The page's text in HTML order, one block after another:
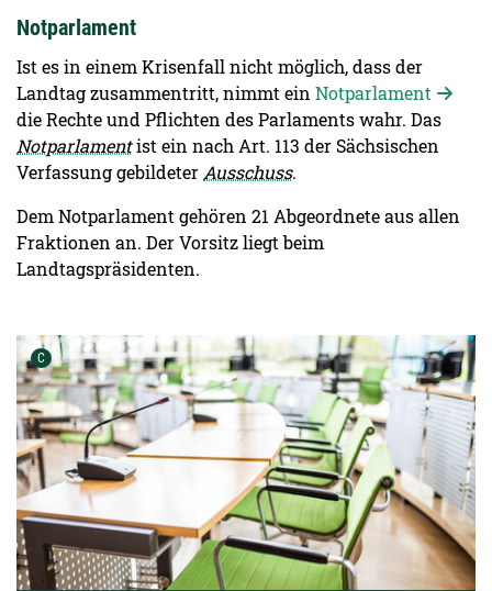
Notparlament
Ist es in einem Krisenfall nicht möglich, dass der
Landtag zusammentritt, nimmt ein Notparlament
die Rechte und Pflichten des Parlaments wahr. Das
Notparlamentist ein nach Art. 113 der Sächsischen
Verfassung gebildeter Ausschuss.
Dem Notparlament gehören 21 Abgeordnete aus allen
Fraktionen an. Der Vorsitz liegt beim
Landtagspräsidenten.
C Urheber der Grafik: